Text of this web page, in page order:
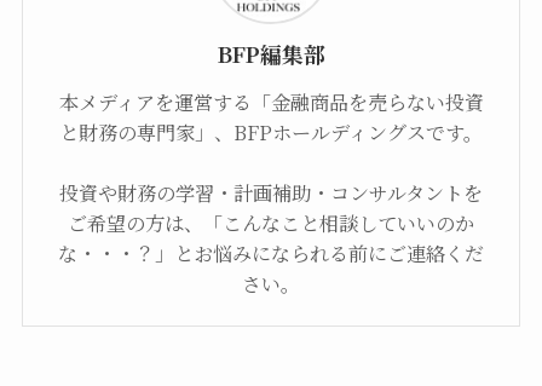
BFP編集部
本メディアを運営する「金融商品を売らない投資
と財務の専門家」、BFPホールディングスです。
投資や財務の学習・計画補助・コンサルタントを
ご希望の方は、「こんなこと相談していいのか
な・・・？」とお悩みになられる前にご連絡くだ
さい。